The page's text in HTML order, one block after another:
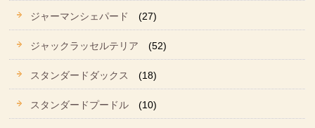
ジャーマンシェパード (27)
ジャックラッセルテリア (52)
スタンダードダックス (18)
スタンダードプードル (10)